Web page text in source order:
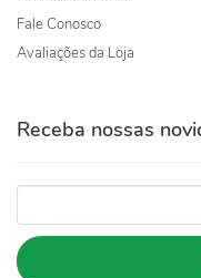
Fale Conosco
Avaliações da Loja
Receba nossas